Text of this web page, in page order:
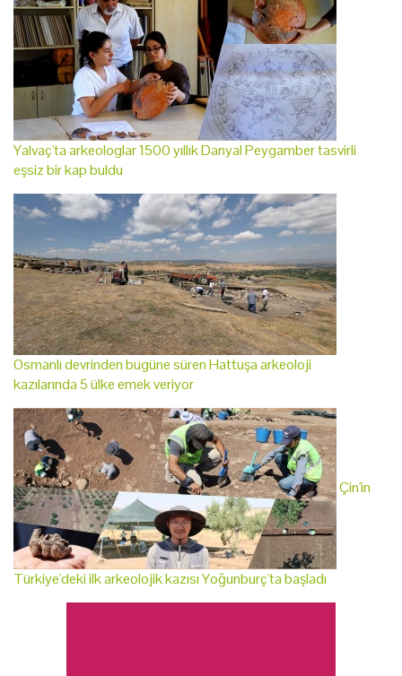
Yalvaç'ta arkeologlar 1500 yıllık Danyal Peygamber tasvirli
eşsiz bir kap buldu
Osmanlı devrinden bugüne süren Hattuşa arkeoloji
kazılarında 5 ülke emek veriyor
Çin'in
Türkiye'deki ilk arkeolojik kazısı Yoğunburç'ta başladı